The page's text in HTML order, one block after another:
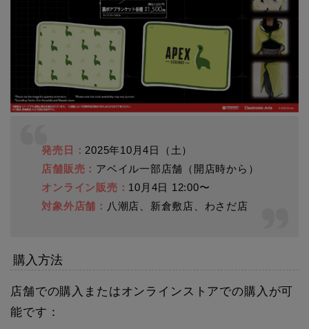
発売日： 2025年10月4日（土）
店舗販売： アベイル一部店舗（開店時から）
オンライン販売： 10月4日 12:00〜
対象外店舗： 八潮店、新倉敷店、わさだ店
購入方法
店舗での購入またはオンラインストアでの購入が可
能です：